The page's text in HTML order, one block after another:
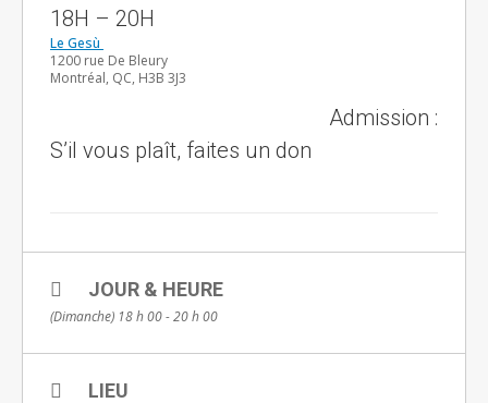
18H – 20H
Le Gesù
1200 rue De Bleury
Montréal, QC, H3B 3J3
Admission :
S’il vous plaît, faites un don
JOUR & HEURE
(Dimanche) 18 h 00 - 20 h 00
LIEU